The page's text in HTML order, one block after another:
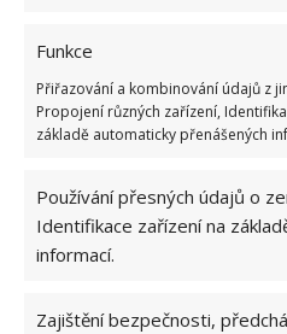
Funkce
Přiřazování a kombinování údajů z
Propojení různých zařízení,
základě automaticky přenášených
Používání přesných údajů o
Identifikace zařízení na
informací.
Zajištění bezpečnosti,